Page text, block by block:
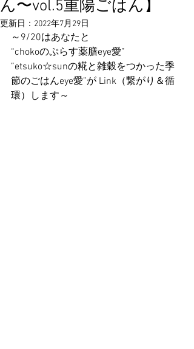
ん〜vol.5重陽ごはん】
更新日： 2022年7月29日
～9/20はあなたと
“chokoのぷらす薬膳eye愛”
”etsuko☆sunの糀と雑穀をつかった季
節のごはんeye愛”が Link（繋がり＆循
環）します～